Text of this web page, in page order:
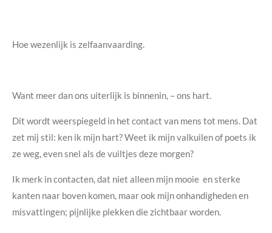
Hoe wezenlijk is zelfaanvaarding.
Want meer dan ons uiterlijk is binnenin, – ons hart.
Dit wordt weerspiegeld in het contact van mens tot mens. Dat
zet mij stil: ken ik mijn hart? Weet ik mijn valkuilen of poets ik
ze weg, even snel als de vuiltjes deze morgen?
Ik merk in contacten, dat niet alleen mijn mooie en sterke
kanten naar boven komen, maar ook mijn onhandigheden en
misvattingen; pijnlijke plekken die zichtbaar worden.